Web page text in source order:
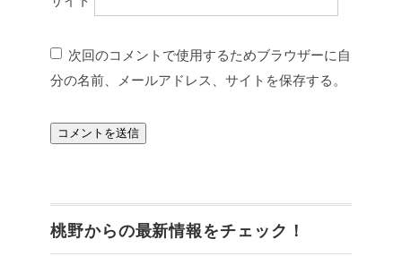
次回のコメントで使用するためブラウザーに自
分の名前、メールアドレス、サイトを保存する。
桃野からの最新情報をチェック！